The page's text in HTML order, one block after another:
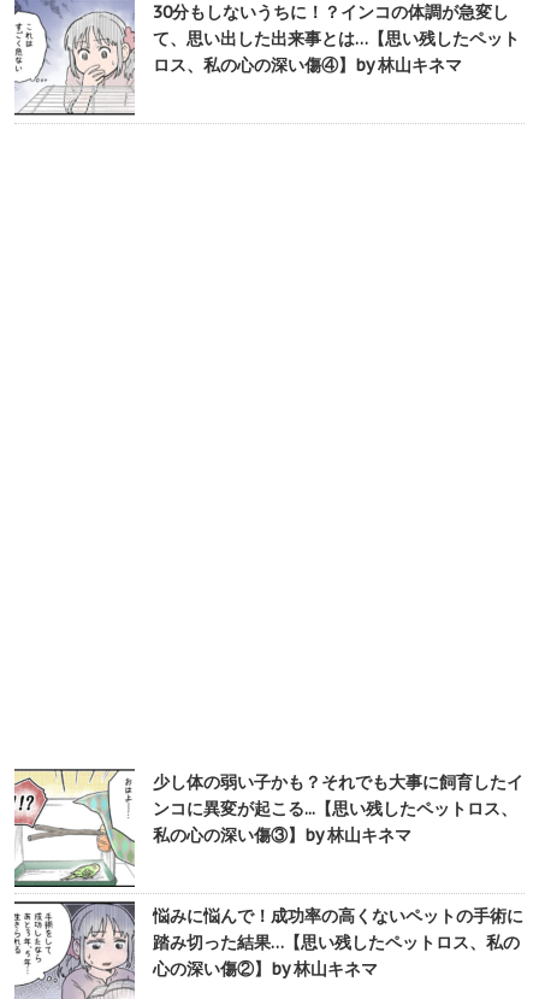
30分もしないうちに！？インコの体調が急変し
て、思い出した出来事とは…【思い残したペット
ロス、私の心の深い傷④】by 林山キネマ
少し体の弱い子かも？それでも大事に飼育したイ
ンコに異変が起こる...【思い残したペットロス、
私の心の深い傷③】by 林山キネマ
悩みに悩んで！成功率の高くないペットの手術に
踏み切った結果…【思い残したペットロス、私の
心の深い傷②】by 林山キネマ